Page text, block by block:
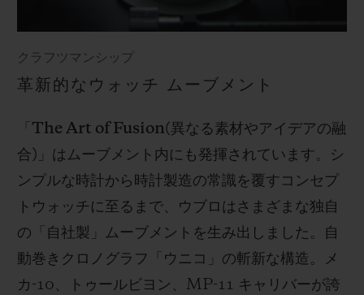
クラフツマンシップ
革新的なウォッチ ムーブメント
The Art of Fusion(異なる素材やアイデアの融
合) 」はムーブメント内にも発揮されています。シ
ンプルな時計から時計製造の常識を覆すコンセプ
トウォッチに至るまで、ウブロはさまざまな独自
の「自社製」ムーブメントを生み出しました。自
動巻きクロノグラフ「ウニコ」の斬新な構造。メ
カ -10 、トゥールビヨン、 MP-11 キャリバーが誇